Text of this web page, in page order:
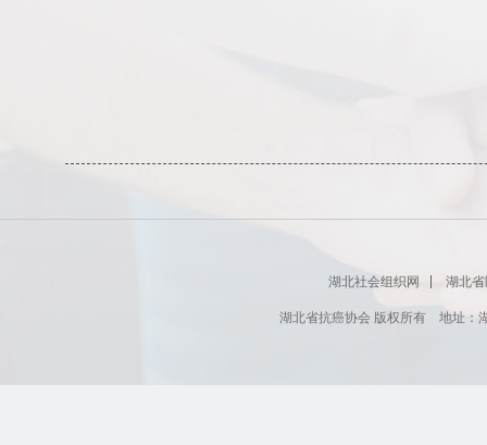
湖北社会组织网 湖北
湖北省抗癌协会 版权所有 地址：